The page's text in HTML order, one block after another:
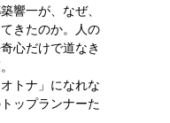
響一が、なぜ、
きたのか。人の
心だけで道なき
トナ」になれな
ップランナーた